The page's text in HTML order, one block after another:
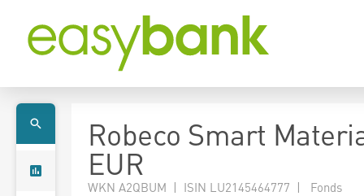
Robeco Smart
EUR
WKN A2QBUM | ISIN LU2145464777 | Fonds